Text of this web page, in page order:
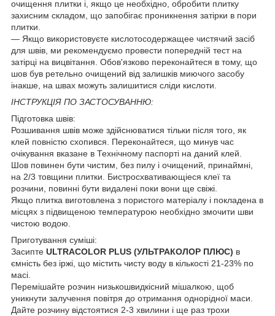
очищення плитки і, якщо це необхідно, обробити плитку
захисним складом, що запобігає проникнення затірки в пори
плитки.
— Якщо використовуєте кислотосодержащее чистячий засіб
для швів, ми рекомендуємо провести попередній тест на
затірці на вицвітання. Обов'язково переконайтеся в тому, що
шов був ретельно очищений від залишків миючого засобу
інакше, на швах можуть залишитися сліди кислоти.
ІНСТРУКЦІЯ ПО ЗАСТОСУВАННЮ:
Підготовка швів:
Розшивання швів може здійснюватися тільки після того, як
клей повністю схопився. Переконайтеся, що минув час
очікування вказане в Технічному паспорті на даний клей.
Шов повинен бути чистим, без пилу і очищений, принаймні,
на 2/3 товщини плитки. Бистросхвативающіеся клеї та
розчини, повинні бути видалені поки вони ще свіжі.
Якщо плитка виготовлена з пористого матеріалу і покладена в
місцях з підвищеною температурою необхідно змочити шви
чистою водою.
Приготування суміші:
Засипте ULTRACOLOR PLUS (УЛЬТРАКОЛОР ПЛЮС) в
ємність без іржі, що містить чисту воду в кількості 21-23% по
масі.
Перемішайте розчин низькошвидкісний мішалкою, щоб
уникнути залучення повітря до отримання однорідної маси.
Дайте розчину відстоятися 2-3 хвилини і ще раз трохи